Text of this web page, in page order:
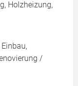
Holzheizung,
/